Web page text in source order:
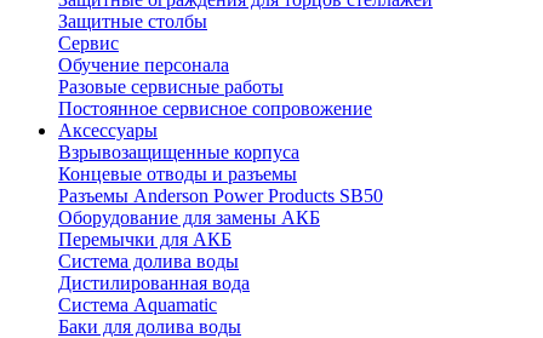
Защитные столбы
Сервис
Обучение персонала
Разовые сервисные работы
Постоянное сервисное сопровожение
Аксессуары
Взрывозащищенные корпуса
Концевые отводы и разъемы
Разъемы Anderson Power Products SB50
Оборудование для замены АКБ
Перемычки для АКБ
Система долива воды
Дистилированная вода
Система Aquamatic
Баки для долива воды